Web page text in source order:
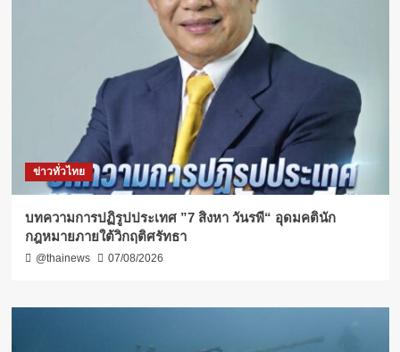
ข่าวทั่วไทย
บทความการปฏิรูปประเทศ ”7 สิงหา วันรพี“ อุดมคตินัก
กฎหมายภายใต้วิกฤติศรัทธา
@thainews 07/08/2026